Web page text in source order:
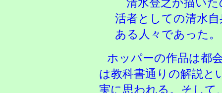
活者としての清水
ある人々であった。
ホッパーの作品は都
は教科書通りの解説と
実に思われる。そして